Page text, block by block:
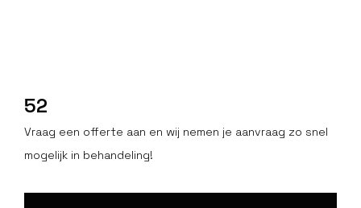
52
Vraag een offerte aan en wij nemen je aanvraag zo snel
mogelijk in behandeling!